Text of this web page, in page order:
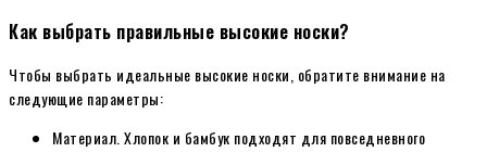
Как выбрать правильные высокие носки?
Чтобы выбрать идеальные высокие носки, обратите внимание на
следующие параметры:
Материал. Хлопок и бамбук подходят для повседневного